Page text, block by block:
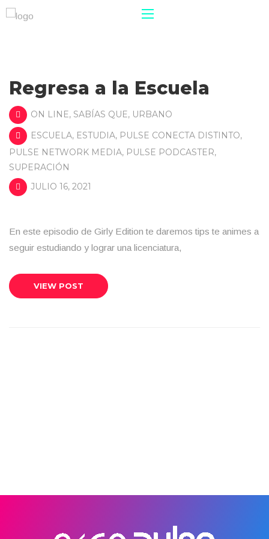
Regresa a la Escuela
ON LINE, SABÍAS QUE, URBANO
ESCUELA, ESTUDIA, PULSE CONECTA DISTINTO,
PULSE NETWORK MEDIA, PULSE PODCASTER,
SUPERACIÓN
JULIO 16, 2021
En este episodio de Girly Edition te daremos tips te animes a
seguir estudiando y lograr una licenciatura,
VIEW POST